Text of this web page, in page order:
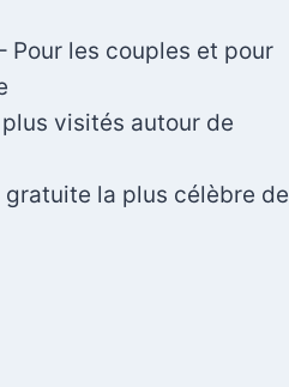
Pour les couples et pour
visités autour de
gratuite la plus célèbre de